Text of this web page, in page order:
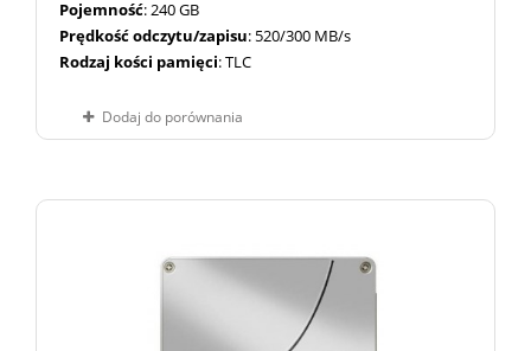
Pojemność: 240 GB
Prędkość odczytu/zapisu: 520/300 MB/s
Rodzaj kości pamięci: TLC
Dodaj do porównania